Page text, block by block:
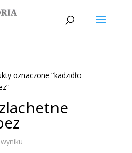
oznaczone “kadzidło